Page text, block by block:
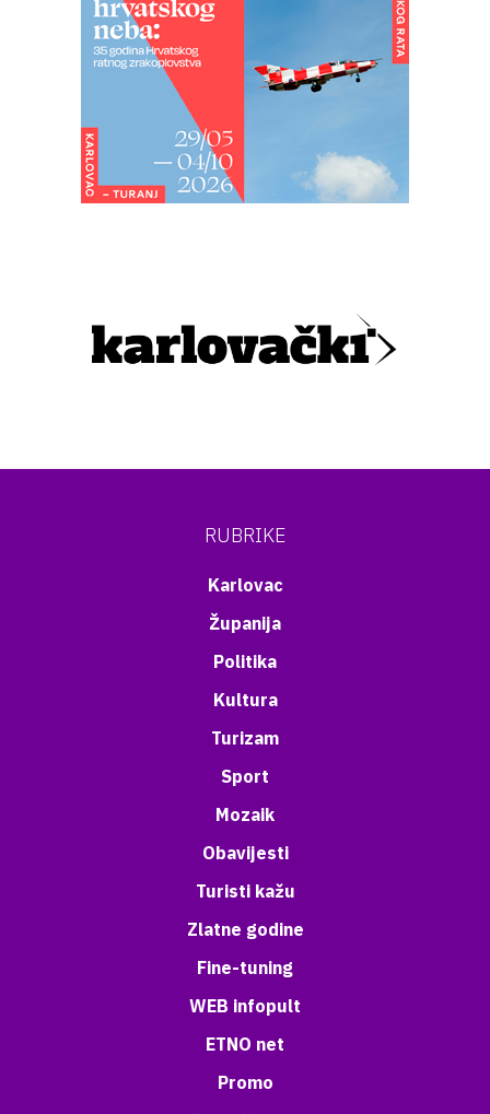
RUBRIKE
Karlovac
Županija
Politika
Kultura
Turizam
Sport
Mozaik
Obavijesti
Turisti kažu
Zlatne godine
Fine-tuning
WEB infopult
ETNO net
Promo